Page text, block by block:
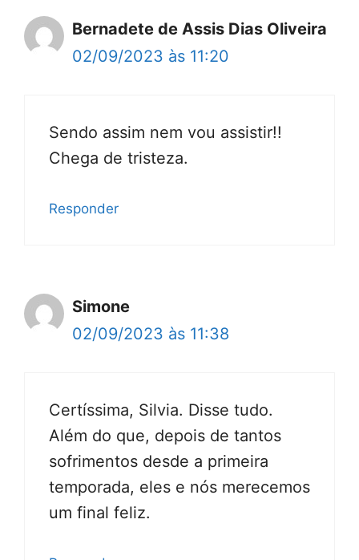
Bernadete de Assis Dias Oliveira
02/09/2023 às 11:20
Sendo assim nem vou assistir!!
Chega de tristeza.
Responder
Simone
02/09/2023 às 11:38
Certíssima, Silvia. Disse tudo.
Além do que, depois de tantos
sofrimentos desde a primeira
temporada, eles e nós merecemos
um final feliz.